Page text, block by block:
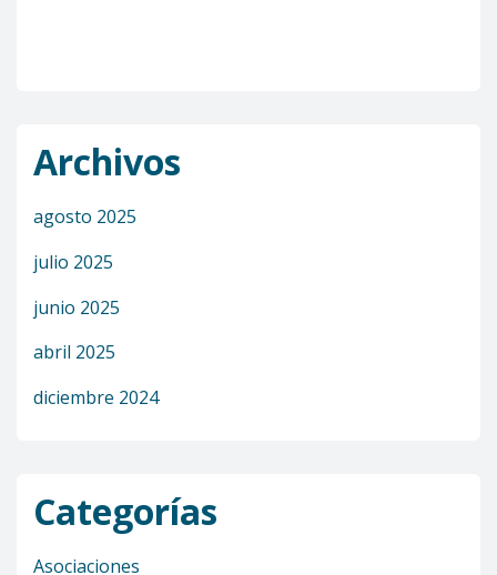
Archivos
agosto 2025
julio 2025
junio 2025
abril 2025
diciembre 2024
Categorías
Asociaciones